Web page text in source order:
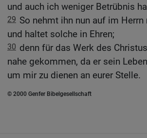
und auch ich weniger Betrübnis
29 So nehmt ihn nun auf im
und haltet solche in Ehren;
30 denn für das Werk des
nahe gekommen, da er sein
um mir zu dienen an eurer Stelle.
© 2000 Genfer Bibelgesellschaft